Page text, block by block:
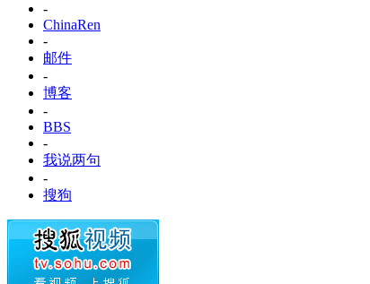
-
ChinaRen
-
邮件
-
博客
-
BBS
-
我说两句
-
搜狗